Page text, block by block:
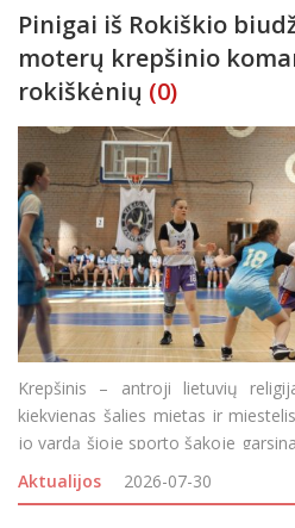
Pinigai iš Rokiškio
moterų krepšinio
rokiškėnių (0)
Krepšinis – antroji lietuvių
kiekvienas šalies mietas ir
jo vardą šioje sporto šakoje
išimtis, garsiai pradėjęs svajoti apie
Aktualijos 2026-07-30